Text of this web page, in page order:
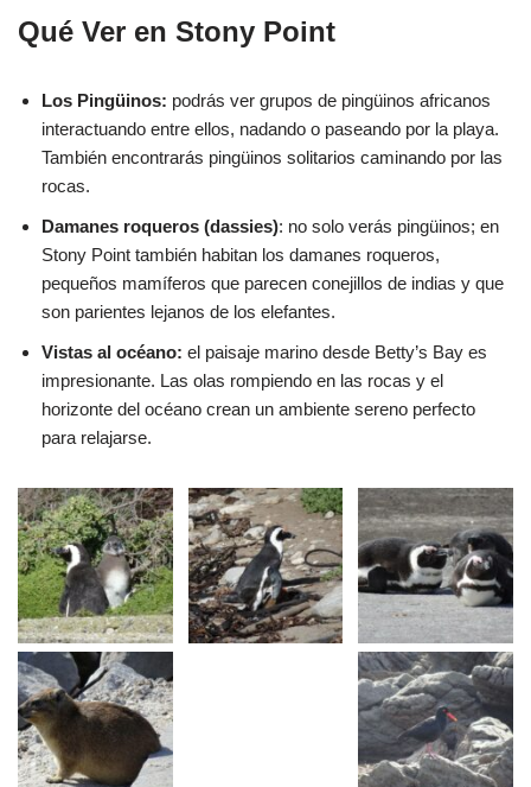
Qué Ver en Stony Point
Los Pingüinos: podrás ver grupos de pingüinos africanos
interactuando entre ellos, nadando o paseando por la playa.
También encontrarás pingüinos solitarios caminando por las
rocas.
Damanes roqueros (dassies): no solo verás pingüinos; en
Stony Point también habitan los damanes roqueros,
pequeños mamíferos que parecen conejillos de indias y que
son parientes lejanos de los elefantes.
Vistas al océano: el paisaje marino desde Betty’s Bay es
impresionante. Las olas rompiendo en las rocas y el
horizonte del océano crean un ambiente sereno perfecto
para relajarse.